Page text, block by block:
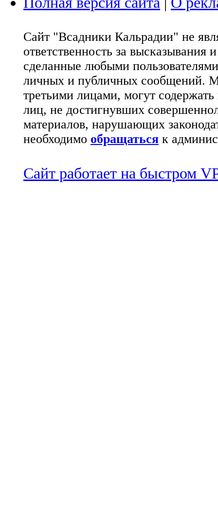
Сайт "Всадники Кальрадии" не
ответственность за
сделанные любыми
личных и публичных сообщений.
третьими лицами, могут
лиц, не достигнувших
материалов, нарушающих
необходимо обращаться к
Сайт работает на быстром